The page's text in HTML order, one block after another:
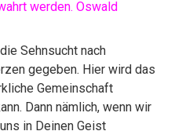
werden. Oswald
Sehnsucht nach
gegeben. Hier wird das
Gemeinschaft
Dann nämlich, wenn wir
in Deinen Geist